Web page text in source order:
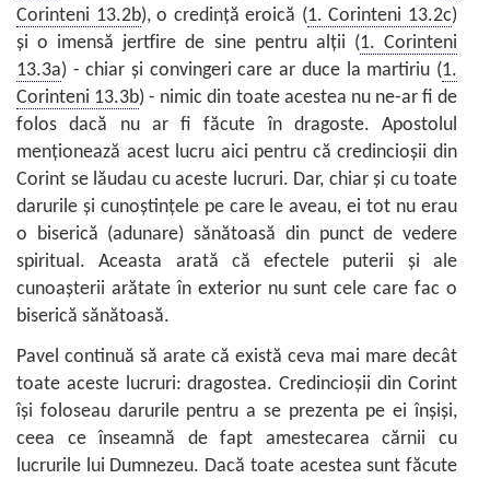
Corinteni 13.2b), o credință eroică (1. Corinteni 13.2c)
și o imensă jertfire de sine pentru alții (1. Corinteni
13.3a) - chiar și convingeri care ar duce la martiriu (1.
Corinteni 13.3b) - nimic din toate acestea nu ne-ar fi de
folos dacă nu ar fi făcute în dragoste. Apostolul
menționează acest lucru aici pentru că credincioșii din
Corint se lăudau cu aceste lucruri. Dar, chiar și cu toate
darurile și cunoștințele pe care le aveau, ei tot nu erau
o biserică (adunare) sănătoasă din punct de vedere
spiritual. Aceasta arată că efectele puterii și ale
cunoașterii arătate în exterior nu sunt cele care fac o
biserică sănătoasă.
Pavel continuă să arate că există ceva mai mare decât
toate aceste lucruri: dragostea. Credincioșii din Corint
își foloseau darurile pentru a se prezenta pe ei înșiși,
ceea ce înseamnă de fapt amestecarea cărnii cu
lucrurile lui Dumnezeu. Dacă toate acestea sunt făcute